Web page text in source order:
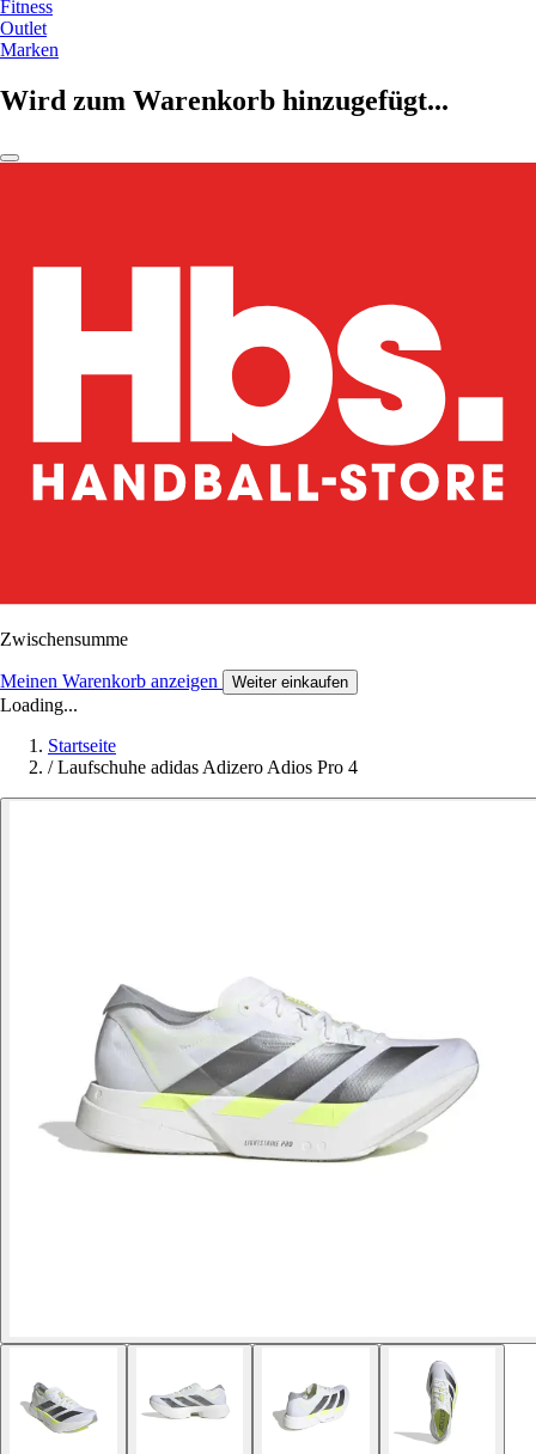
Fitness
Outlet
Marken
Wird zum Warenkorb hinzugefügt...
Zwischensumme
Meinen Warenkorb anzeigen Weiter einkaufen
Loading...
Startseite
/ Laufschuhe adidas Adizero Adios Pro 4